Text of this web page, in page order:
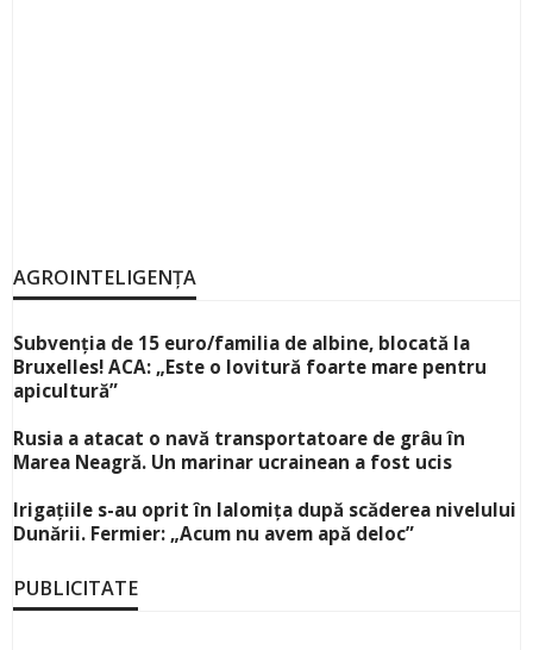
AGROINTELIGENȚA
Subvenția de 15 euro/familia de albine, blocată la
Bruxelles! ACA: „Este o lovitură foarte mare pentru
apicultură”
Rusia a atacat o navă transportatoare de grâu în
Marea Neagră. Un marinar ucrainean a fost ucis
Irigațiile s-au oprit în Ialomița după scăderea nivelului
Dunării. Fermier: „Acum nu avem apă deloc”
PUBLICITATE